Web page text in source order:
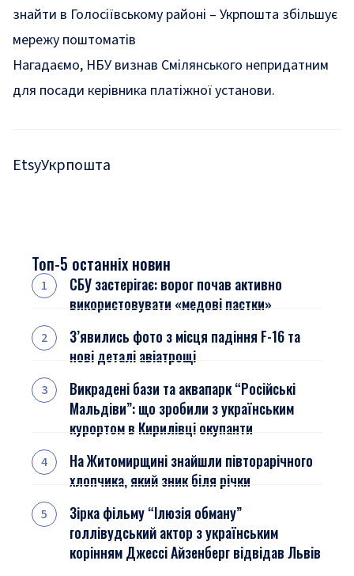
знайти в Голосіївському районі – Укрпошта збільшує
мережу поштоматів
Нагадаємо, НБУ визнав Смілянського непридатним
для посади керівника платіжної установи.
EtsyУкрпошта
Топ-5 останніх новин
СБУ застерігає: ворог почав активно
використовувати «медові пастки»
З’явились фото з місця падіння F-16 та
нові деталі авіатрощі
Викрадені бази та аквапарк “Російські
Мальдіви”: що зробили з українським
курортом в Кирилівці окупанти
На Житомирщині знайшли півторарічного
хлопчика, який зник біля річки
Зірка фільму “Ілюзія обману”
голлівудський актор з українським
корінням Джессі Айзенберг відвідав Львів